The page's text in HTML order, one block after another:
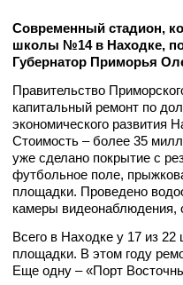
Современный стадион,
школы №14 в Находке,
Губернатор Приморья
Правительство
капитальный ремонт по
экономического развития
Стоимость – более 35
уже сделано покрытие с
футбольное поле,
площадки. Проведено
камеры видеонаблюдения,
Всего в Находке у 17 из
площадки. В этом году
Еще одну – «Порт